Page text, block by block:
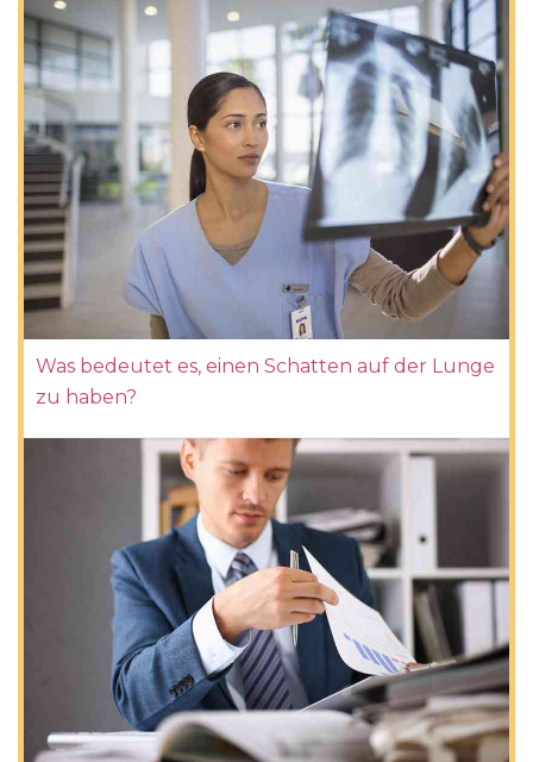
Was bedeutet es, einen Schatten auf der Lunge
zu haben?